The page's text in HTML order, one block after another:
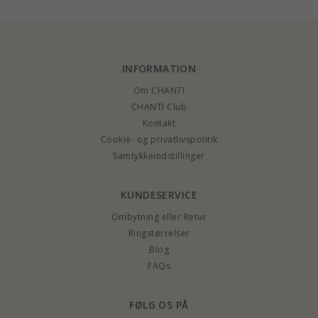
INFORMATION
Om CHANTI
CHANTI Club
Kontakt
Cookie- og privatlivspolitik
Samtykkeindstillinger
KUNDESERVICE
Ombytning eller Retur
Ringstørrelser
Blog
FAQs
FØLG OS PÅ